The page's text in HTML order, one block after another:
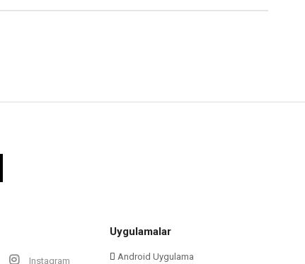
Instagram
Uygulamalar
Android Uygulama